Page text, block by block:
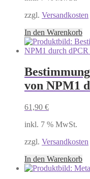
zzgl. Versandkosten
In den Warenkorb
von NPM1
61,90 €
inkl. 7 % MwSt.
zzgl. Versandkosten
In den Warenkorb